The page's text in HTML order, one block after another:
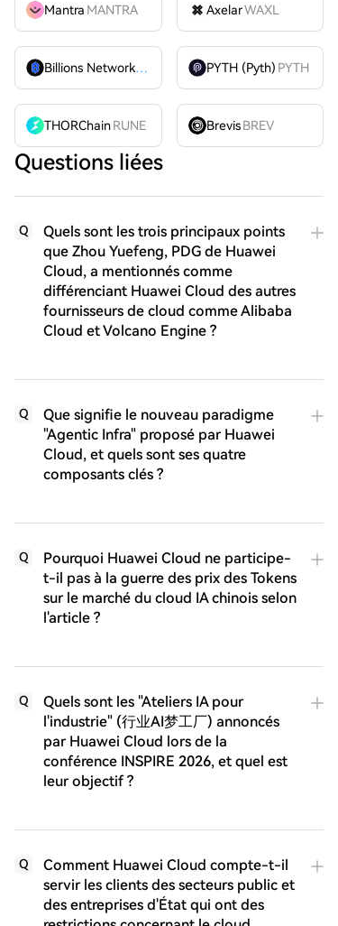
Mantra MANTRA AxelarWAXL
Billions Network
BILL PYTH (Pyth) PYTH
THORChainRUNE Brevis BREV
Questions liées
Q
Quels sont les trois principaux points
que Zhou Yuefeng, PDG de Huawei
Cloud, a mentionnés comme
différenciant Huawei Cloud des autres
fournisseurs de cloud comme Alibaba
Cloud et Volcano Engine ?
Q
Que signifie le nouveau paradigme
"Agentic Infra" proposé par Huawei
Cloud, et quels sont ses quatre
composants clés ?
Q
Pourquoi Huawei Cloud ne participe-
t-il pas à la guerre des prix des Tokens
sur le marché du cloud IA chinois selon
l'article ?
Q
Quels sont les "Ateliers IA pour
l'industrie" (行业AI梦工厂) annoncés
par Huawei Cloud lors de la
conférence INSPIRE 2026, et quel est
leur objectif ?
Q
Comment Huawei Cloud compte-t-il
servir les clients des secteurs public et
des entreprises d'État qui ont des